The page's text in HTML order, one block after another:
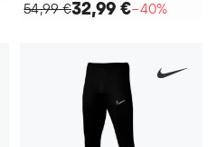
54,99 €32,99 €−40%